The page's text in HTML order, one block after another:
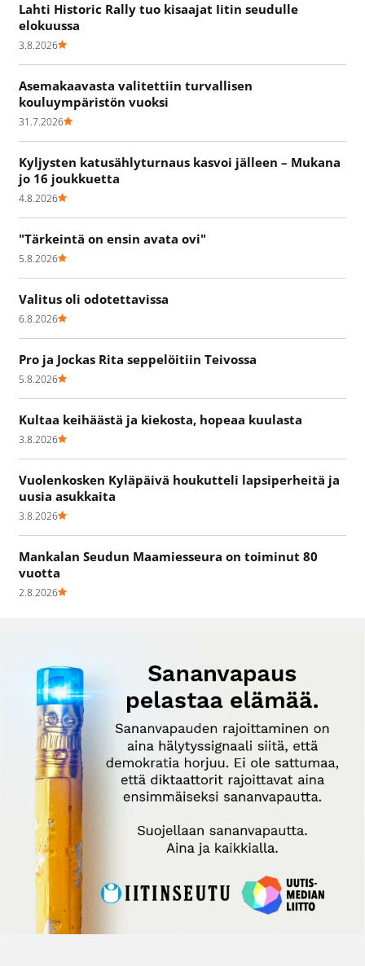
Lahti Historic Rally tuo kisaajat Iitin seudulle
elokuussa
3.8.2026
Asemakaavasta valitettiin turvallisen
kouluympäristön vuoksi
31.7.2026
Kyljysten katusählyturnaus kasvoi jälleen – Mukana
jo 16 joukkuetta
4.8.2026
"Tärkeintä on ensin avata ovi"
5.8.2026
Valitus oli odotettavissa
6.8.2026
Pro ja Jockas Rita seppelöitiin Teivossa
5.8.2026
Kultaa keihäästä ja kiekosta, hopeaa kuulasta
3.8.2026
Vuolenkosken Kyläpäivä houkutteli lapsiperheitä ja
uusia asukkaita
3.8.2026
Mankalan Seudun Maamiesseura on toiminut 80
vuotta
2.8.2026